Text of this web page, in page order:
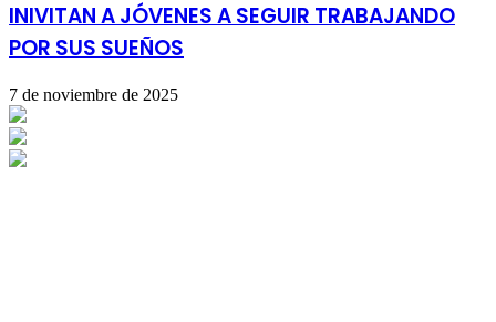
INIVITAN A JÓVENES A SEGUIR TRABAJANDO
POR SUS SUEÑOS
7 de noviembre de 2025